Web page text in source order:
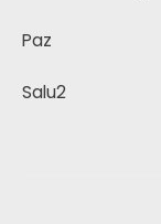
Paz
Salu2